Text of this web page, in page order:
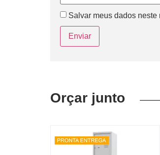
Salvar meus dados neste
Orçar junto